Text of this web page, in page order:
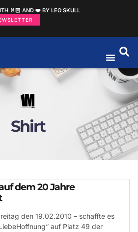
🤘🏻 AND ❤️ BY LEO SKULL
Shirt
dem 20 Jahre
den 19.02.2010 – schaffte es
auf Platz 49 der